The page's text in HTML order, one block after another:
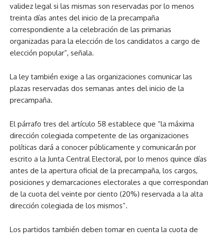
validez legal si las mismas son reservadas por lo menos
treinta días antes del inicio de la precampaña
correspondiente a la celebración de las primarias
organizadas para la elección de los candidatos a cargo de
elección popular”, señala.
La ley también exige a las organizaciones comunicar las
plazas reservadas dos semanas antes del inicio de la
precampaña.
El párrafo tres del artículo 58 establece que “la máxima
dirección colegiada competente de las organizaciones
políticas dará a conocer públicamente y comunicarán por
escrito a la Junta Central Electoral, por lo menos quince días
antes de la apertura oficial de la precampaña, los cargos,
posiciones y demarcaciones electorales a que correspondan
de la cuota del veinte por ciento (20%) reservada a la alta
dirección colegiada de los mismos”.
Los partidos también deben tomar en cuenta la cuota de